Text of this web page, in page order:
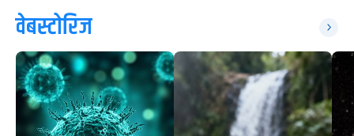
वेबस्टोरिज